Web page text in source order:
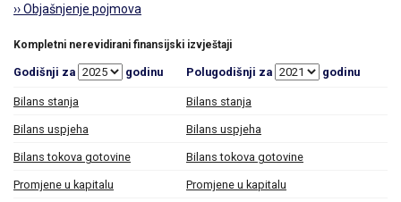
›› Objašnjenje pojmova
Kompletni nerevidirani finansijski izvještaji
Godišnji za godinu Polugodišnji za godinu
Bilans stanja Bilans stanja
Bilans uspjeha Bilans uspjeha
Bilans tokova gotovine Bilans tokova gotovine
Promjene u kapitalu Promjene u kapitalu